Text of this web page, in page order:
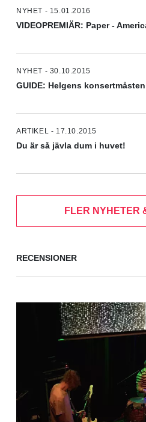
NYHET - 15.01.2016
VIDEOPREMIÄR: Paper -
NYHET - 30.10.2015
GUIDE: Helgens konsertmåsten
ARTIKEL - 17.10.2015
Du är så jävla dum i huvet!
FLER NYHETER
RECENSIONER